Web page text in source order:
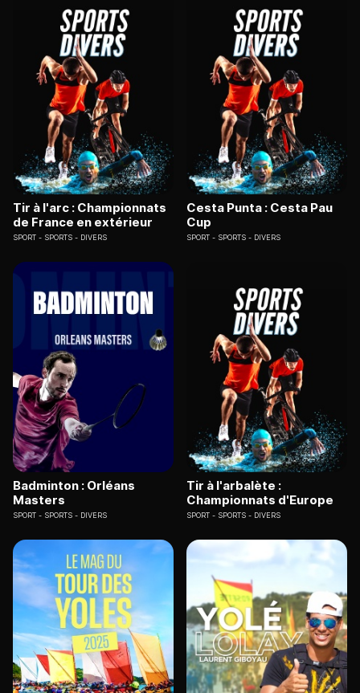
Tir à l'arc : Championnats
de France en extérieur
SPORT SPORTS - DIVERS
Cesta Punta : Cesta Pau
Cup
SPORT SPORTS - DIVERS
Badminton : Orléans
Masters
SPORT SPORTS - DIVERS
Tir à l'arbalète :
Championnats d'Europe
SPORT SPORTS - DIVERS